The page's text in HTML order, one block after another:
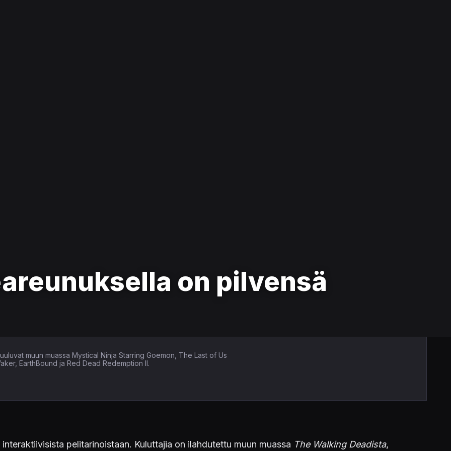
on pilvensä
muun muassa Mystical Ninja Starring Goemon, The Last of Us
EarthBound ja Red Dead Redemption II.
pelitarinoistaan. Kuluttajia on ilahdutettu muun muassa The Walking Deadista,